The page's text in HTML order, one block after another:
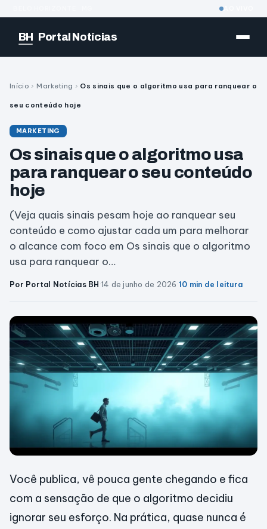
BH Portal Notícias
Início › Marketing › Os sinais que o algoritmo usa para ranquear o
seu conteúdo hoje
MARKETING
Os sinais que o algoritmo usa
para ranquear o seu conteúdo
hoje
(Veja quais sinais pesam hoje ao ranquear seu
conteúdo e como ajustar cada um para melhorar
o alcance com foco em Os sinais que o algoritmo
usa para ranquear o…
Por Portal Notícias BH·14 de junho de 2026·10 min de leitura
Você publica, vê pouca gente chegando e fica
com a sensação de que o algoritmo decidiu
ignorar seu esforço. Na prática, quase nunca é